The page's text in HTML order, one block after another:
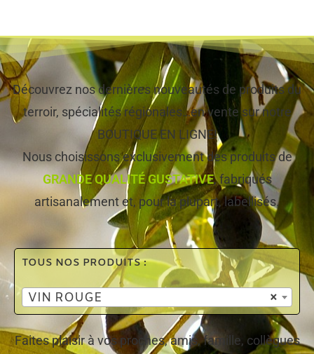
Découvrez nos dernières nouveautés de produits du
terroir, spécialités régionales…en vente sur notre
BOUTIQUE EN LIGNE!
Nous choisissons exclusivement des produits de
GRANDE QUALITÉ GUSTATIVE, fabriqués
artisanalement et, pour la plupart, labellisés.
TOUS NOS PRODUITS :
×
VIN ROUGE
Faites plaisir à vos proches, amis, famille, collègues